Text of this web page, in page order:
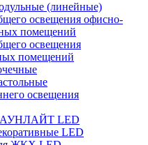
(линейные)
освещения офисно-
помещений
освещения
помещений
освещения
LED
LED